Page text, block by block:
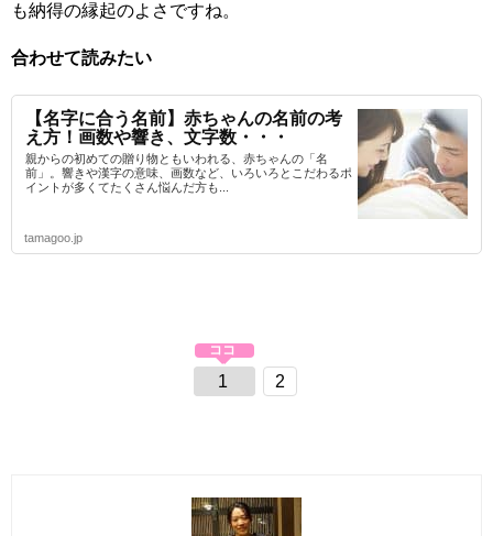
も納得の縁起のよさですね。
合わせて読みたい
【名字に合う名前】赤ちゃんの名前の考
え方！画数や響き、文字数・・・
親からの初めての贈り物ともいわれる、赤ちゃんの「名
前」。響きや漢字の意味、画数など、いろいろとこだわるポ
イントが多くてたくさん悩んだ方も...
tamagoo.jp
1 2